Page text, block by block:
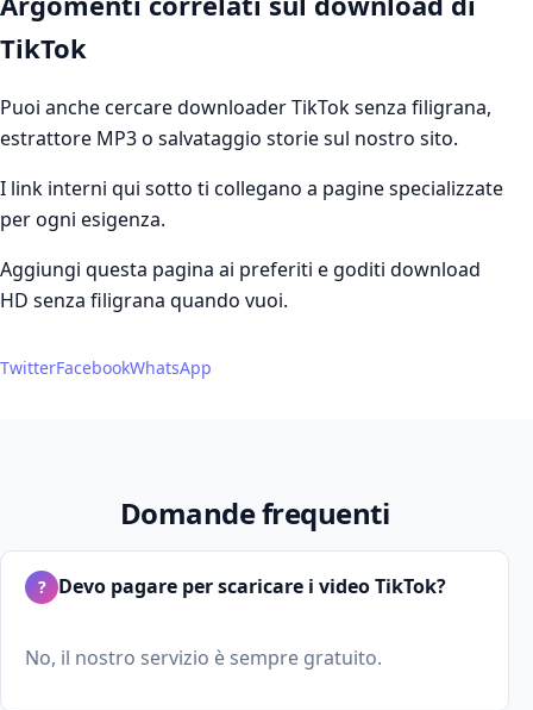
TikTok
Puoi anche cercare downloader TikTok senza filigrana,
estrattore MP3 o salvataggio storie sul nostro sito.
I link interni qui sotto ti collegano a pagine specializzate
per ogni esigenza.
Aggiungi questa pagina ai preferiti e goditi download
HD senza filigrana quando vuoi.
TwitterFacebookWhatsApp
Domande frequenti
? Devo pagare per scaricare i video TikTok?
No, il nostro servizio è sempre gratuito.